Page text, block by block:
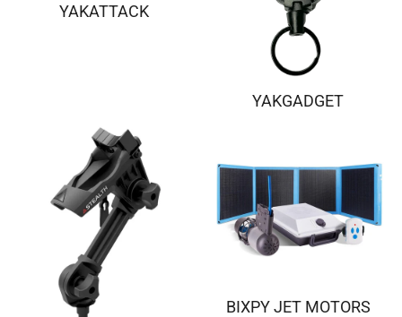
YAKATTACK
YAKGADGET
BIXPY JET MOTORS